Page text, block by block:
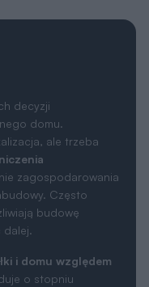
decyzji
domu.
ale trzeba
zagospodarowania
Często
budowę
dalej.
i domu względem
o stopniu